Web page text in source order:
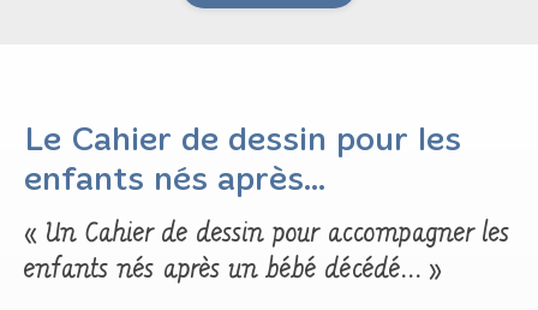
Le Cahier de dessin pour les
enfants nés après…
« Un Cahier de dessin pour accompagner les
enfants nés après un bébé décédé… »